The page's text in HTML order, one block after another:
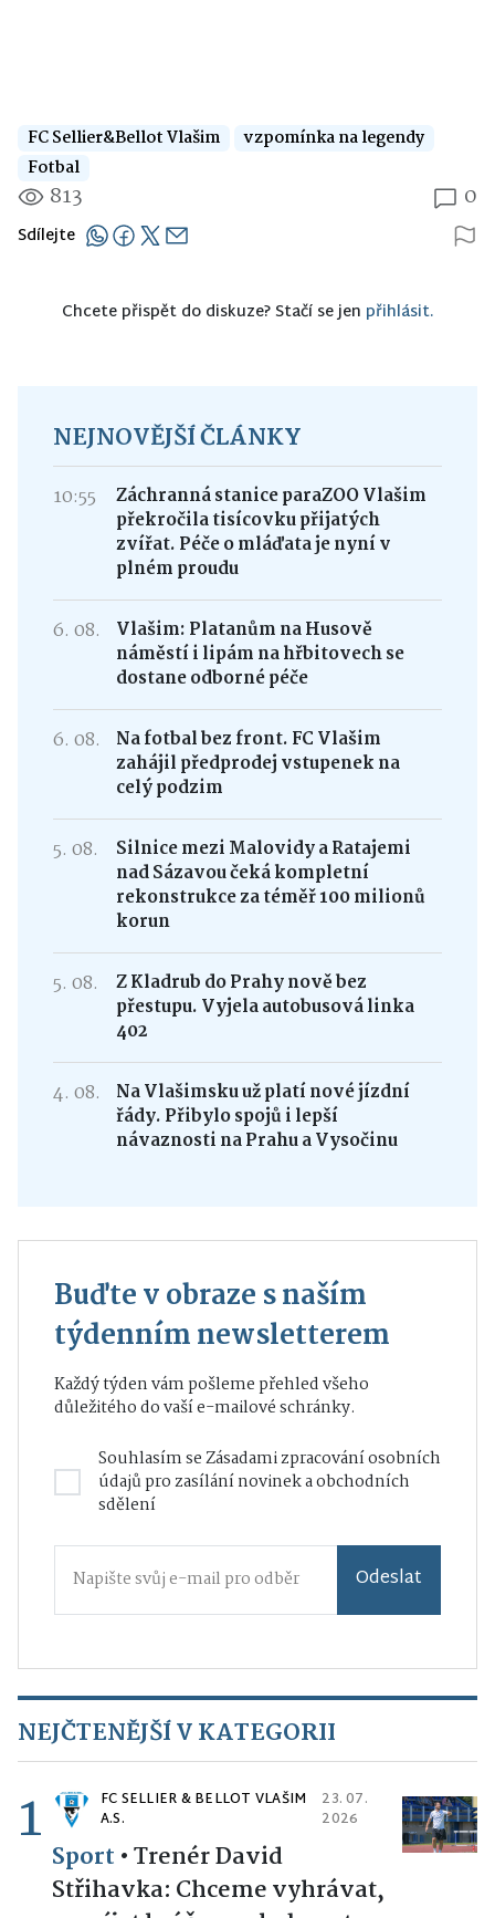
FC Sellier&Bellot Vlašim
vzpomínka na legendy
Fotbal
813 0
Sdílejte
Chcete přispět do diskuze? Stačí se jen přihlásit.
NEJNOVĚJŠÍ ČLÁNKY
10:55
Záchranná stanice paraZOO Vlašim
překročila tisícovku přijatých
zvířat. Péče o mláďata je nyní v
plném proudu
6. 08.
Vlašim: Platanům na Husově
náměstí i lipám na hřbitovech se
dostane odborné péče
6. 08.
Na fotbal bez front. FC Vlašim
zahájil předprodej vstupenek na
celý podzim
5. 08.
Silnice mezi Malovidy a Ratajemi
nad Sázavou čeká kompletní
rekonstrukce za téměř 100 milionů
korun
5. 08.
Z Kladrub do Prahy nově bez
přestupu. Vyjela autobusová linka
402
4. 08.
Na Vlašimsku už platí nové jízdní
řády. Přibylo spojů i lepší
návaznosti na Prahu a Vysočinu
Buďte v obraze s naším
týdenním newsletterem
Každý týden vám pošleme přehled všeho
důležitého do vaší e-mailové schránky.
Souhlasím seZásadami zpracování osobních
údajůpro zasílání novinek a obchodních
sdělení
Odeslat
NEJČTENĚJŠÍ V KATEGORII
1
FC SELLIER & BELLOT VLAŠIM
A.S.
23. 07.
2026
Sport •Trenér David
Střihavka: Chceme vyhrávat,